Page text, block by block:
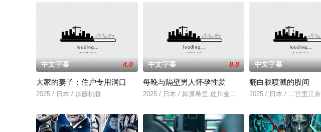
中文字幕 4.0
大家的妻子：住户专用洞口
2025 / 日本 / 加藤桃香
中文字幕 8.0
每晚与隔壁男人怀孕性爱
2025 / 日本 / 舞原希里,佐川金二
中文字幕
翻白眼喷溅的股间
2025 / 日本 / 二宫里江奈